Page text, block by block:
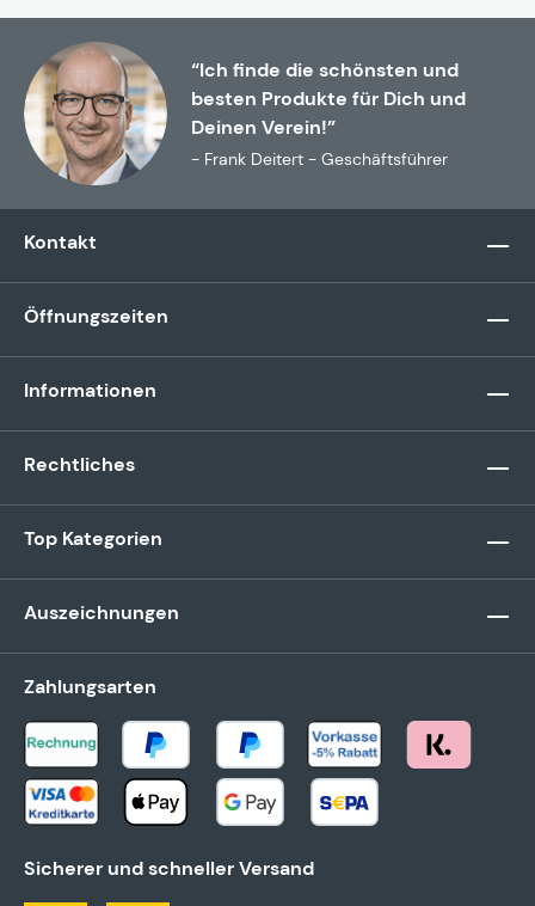
“Ich finde die schönsten und
besten Produkte für Dich und
Deinen Verein!”
- Frank Deitert - Geschäftsführer
Kontakt
Öffnungszeiten
Informationen
Rechtliches
Top Kategorien
Auszeichnungen
Zahlungsarten
Sicherer und schneller Versand